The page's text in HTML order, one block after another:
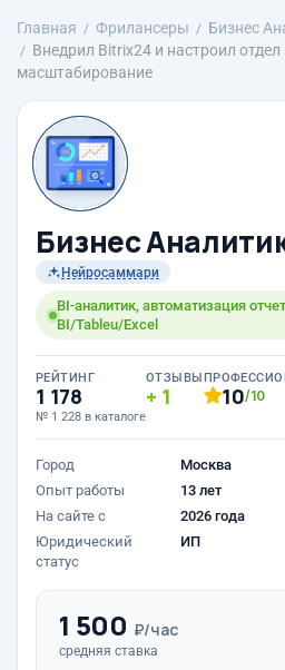
Главная Фрилансеры Бизнес
Внедрил Bitrix24 и настроил
масштабирование
Бизнес
Нейросаммари
BI-аналитик, автоматизация
BI/Tableu/Excel
РЕЙТИНГ
1 178
№ 1 228 в каталоге
ОТЗЫВЫ
1 10/10
Город
Москва
Опыт работы
13 лет
На сайте с
2026 года
Юридический
статус
ИП
1 500 ₽/час
средняя ставка